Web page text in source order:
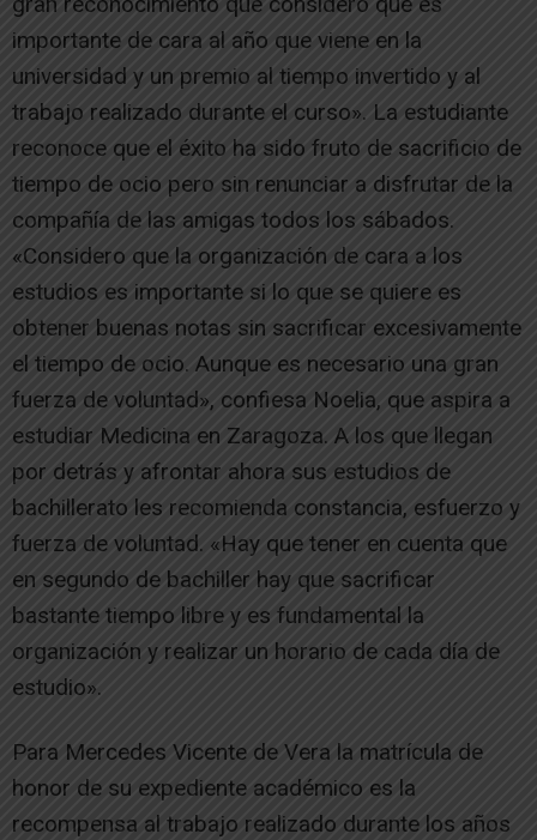
importante de cara al año que viene en la
universidad y un premio al tiempo invertido y al
trabajo realizado durante el curso». La estudiante
reconoce que el éxito ha sido fruto de sacrificio de
tiempo de ocio pero sin renunciar a disfrutar de la
compañía de las amigas todos los sábados.
«Considero que la organización de cara a los
estudios es importante si lo que se quiere es
obtener buenas notas sin sacrificar excesivamente
el tiempo de ocio. Aunque es necesario una gran
fuerza de voluntad», confiesa Noelia, que aspira a
estudiar Medicina en Zaragoza. A los que llegan
por detrás y afrontar ahora sus estudios de
bachillerato les recomienda constancia, esfuerzo y
fuerza de voluntad. «Hay que tener en cuenta que
en segundo de bachiller hay que sacrificar
bastante tiempo libre y es fundamental la
organización y realizar un horario de cada día de
estudio».
Para Mercedes Vicente de Vera la matrícula de
honor de su expediente académico es la
recompensa al trabajo realizado durante los años